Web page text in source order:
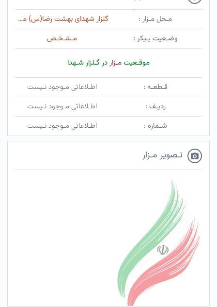
مـحل مـزار :
گلزار شهدای بهشت رضا(س) مشهد
وضـعیت پـیکر :
مـشـخـص
موقـعیتمـزاردر گـلزار شـهدا
قـطعـه :
اطـلاعاتی مـوجود نـیست
ردیـف :
اطـلاعاتی مـوجود نـیست
شـماره :
اطـلاعاتی مـوجود نـیست
تـصویر مـزار